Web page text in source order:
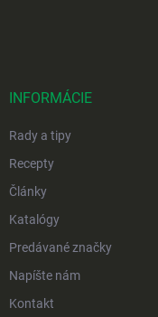
INFORMÁCIE
Rady a tipy
Recepty
Články
Katalógy
Predávané značky
Napíšte nám
Kontakt